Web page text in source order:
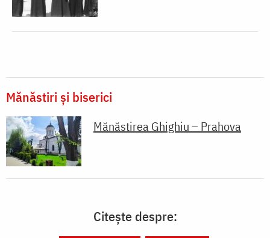
Mănăstiri și biserici
Mănăstirea Ghighiu – Prahova
Citește despre: